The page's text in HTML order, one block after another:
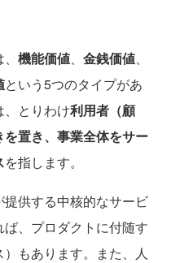
機能価値、 金銭価値、
という5つのタイプがあ
、とりわけ利用者（顧
置き、事業全体をサー
を指します。
供する中核的なサービ
、プロダクトに付随す
もあります。また、人